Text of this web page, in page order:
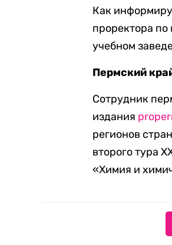
Как
проректора по
учебном
Пермский
Сотрудник
издания
регионов
второго тура
«Химия и